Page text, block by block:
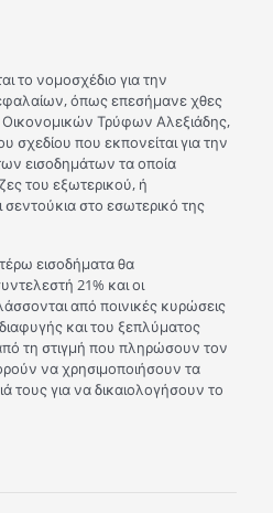
το νομοσχέδιο για την
όπως επεσήμανε χθες
Τρύφων Αλεξιάδης,
σχεδίου που εκπονείται για την
εισοδημάτων τα οποία
του εξωτερικού, ή
σεντούκια στο εσωτερικό της
εισοδήματα θα
21% και οι
από ποινικές κυρώσεις
και του ξεπλύματος
τη στιγμή που πληρώσουν τον
να χρησιμοποιήσουν τα
τους για να δικαιολογήσουν το